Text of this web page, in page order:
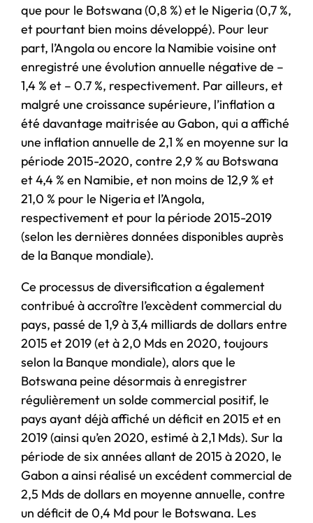
que pour le Botswana (0,8 %) et le Nigeria (0,7 %,
et pourtant bien moins développé). Pour leur
part, l’Angola ou encore la Namibie voisine ont
enregistré une évolution annuelle négative de –
1,4 % et – 0.7 %, respectivement. Par ailleurs, et
malgré une croissance supérieure, l’inflation a
été davantage maitrisée au Gabon, qui a affiché
une inflation annuelle de 2,1 % en moyenne sur la
période 2015-2020, contre 2,9 % au Botswana
et 4,4 % en Namibie, et non moins de 12,9 % et
21,0 % pour le Nigeria et l’Angola,
respectivement et pour la période 2015-2019
(selon les dernières données disponibles auprès
de la Banque mondiale).
Ce processus de diversification a également
contribué à accroître l’excèdent commercial du
pays, passé de 1,9 à 3,4 milliards de dollars entre
2015 et 2019 (et à 2,0 Mds en 2020, toujours
selon la Banque mondiale), alors que le
Botswana peine désormais à enregistrer
régulièrement un solde commercial positif, le
pays ayant déjà affiché un déficit en 2015 et en
2019 (ainsi qu’en 2020, estimé à 2,1 Mds). Sur la
période de six années allant de 2015 à 2020, le
Gabon a ainsi réalisé un excédent commercial de
2,5 Mds de dollars en moyenne annuelle, contre
un déficit de 0,4 Md pour le Botswana. Les